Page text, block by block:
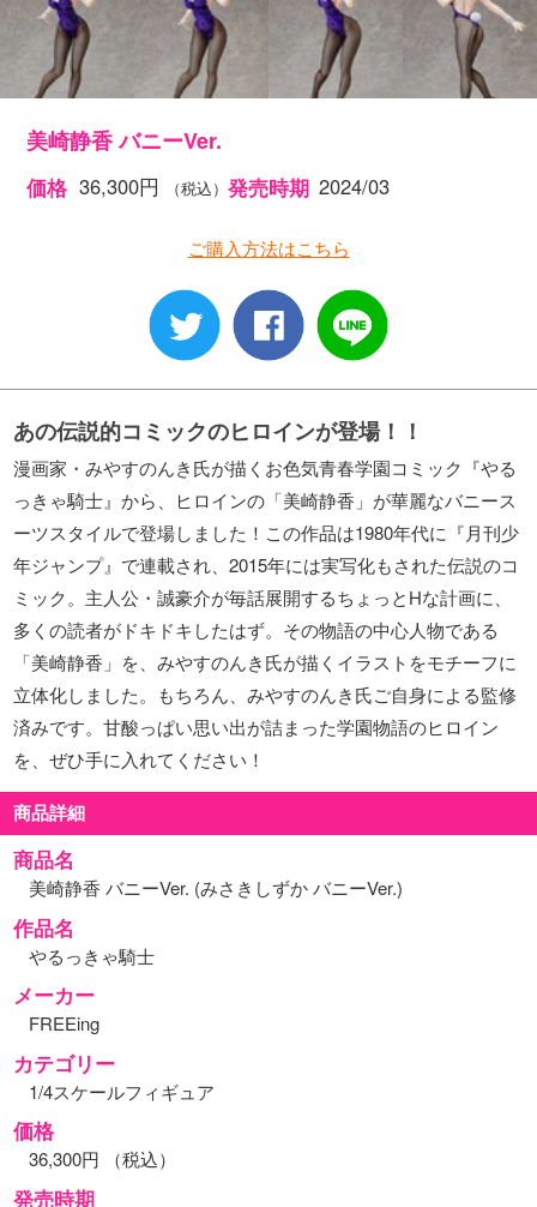
美崎静香 バニーVer.
価格 36,300円 （税込） 発売時期 2024/03
ご購入方法はこちら
あの伝説的コミックのヒロインが登場！！
漫画家・みやすのんき氏が描くお色気青春学園コミック『やる
っきゃ騎士』から、ヒロインの「美崎静香」が華麗なバニース
ーツスタイルで登場しました！この作品は1980年代に『月刊少
年ジャンプ』で連載され、2015年には実写化もされた伝説のコ
ミック。主人公・誠豪介が毎話展開するちょっとHな計画に、
多くの読者がドキドキしたはず。その物語の中心人物である
「美崎静香」を、みやすのんき氏が描くイラストをモチーフに
立体化しました。もちろん、みやすのんき氏ご自身による監修
済みです。甘酸っぱい思い出が詰まった学園物語のヒロイン
を、ぜひ手に入れてください！
商品詳細
商品名
美崎静香 バニーVer. (みさきしずか バニーVer.)
作品名
やるっきゃ騎士
メーカー
FREEing
カテゴリー
1/4スケールフィギュア
価格
36,300円 （税込）
発売時期